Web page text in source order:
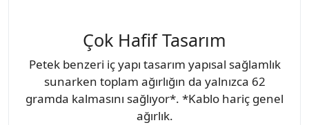
Çok Hafif Tasarım
Petek benzeri iç yapı tasarım yapısal sağlamlık
sunarken toplam ağırlığın da yalnızca 62
gramda kalmasını sağlıyor*. *Kablo hariç genel
ağırlık.